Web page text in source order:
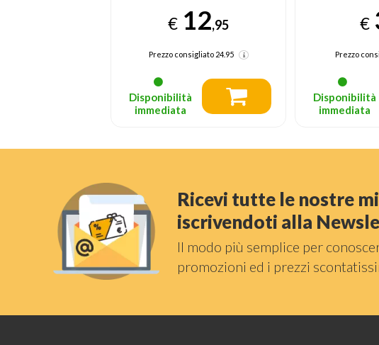
€ 12,95
Prezzo consigliato24.95
Disponibilità
immediata
€
Prezzo
Disponibilità
immediata
Ricevi tutte le nostre
iscrivendoti alla
Il modo più semplice per
promozioni ed i prezzi